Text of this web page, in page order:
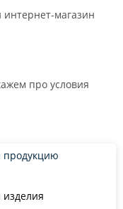
магазин
про условия
изделия
продукцию